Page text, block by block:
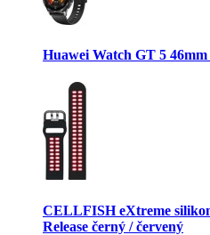
Huawei Watch GT 5
CELLFISH eXtreme
Release černý / červený